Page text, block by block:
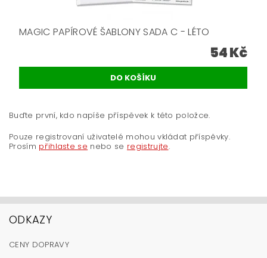
MAGIC PAPÍROVÉ ŠABLONY SADA C - LÉTO
54 Kč
Buďte první, kdo napíše příspěvek k této položce.
Pouze registrovaní uživatelé mohou vkládat příspěvky.
Prosím přihlaste se nebo se registrujte.
ODKAZY
CENY DOPRAVY